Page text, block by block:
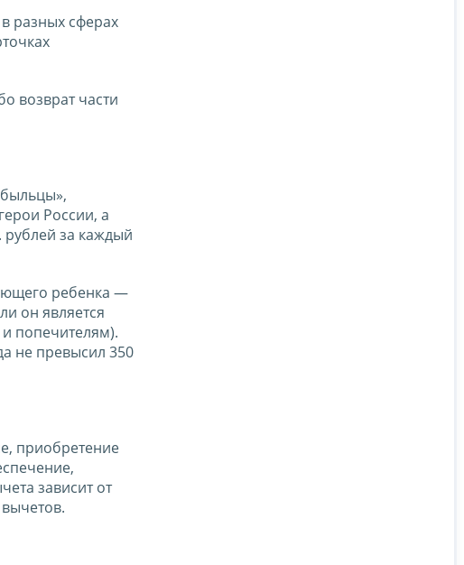
разных сферах
возврат части
России, а
рублей за каждый
ребенка —
он является
попечителям).
не превысил 350
приобретение
зависит от